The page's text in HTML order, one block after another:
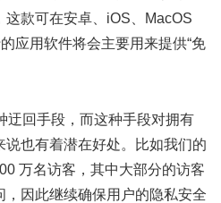
这款可在安卓、iOS、MacOS
应用软件将会主要用来提供“免
迂回手段，而这种手段对拥有
也有着潜在好处。比如我们的
万名访客，其中大部分的访客
因此继续确保用户的隐私安全